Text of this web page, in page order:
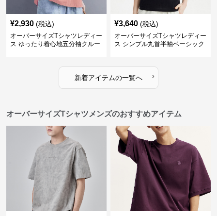
¥2,930 (税込)
オーバーサイズTシャツレディー
ス ゆったり着心地五分袖クルー
¥3,640 (税込)
オーバーサイズTシャツレディー
ス シンプル丸首半袖ベーシック
新着アイテムの一覧へ ›
オーバーサイズTシャツメンズのおすすめアイテム